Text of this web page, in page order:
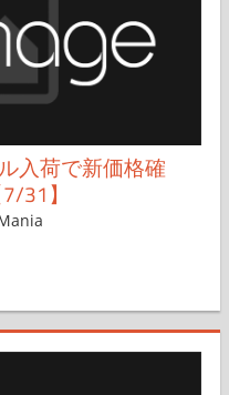
入荷で新価格確
31】